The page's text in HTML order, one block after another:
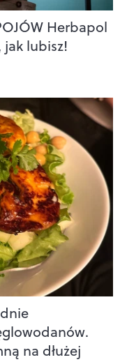
Herbapol
jak lubisz!
na dłużej